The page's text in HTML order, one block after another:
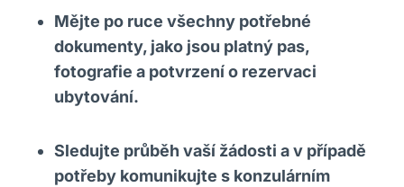
Mějte po ruce všechny potřebné
dokumenty, jako jsou platný pas,
fotografie a potvrzení o rezervaci
ubytování.
Sledujte průběh vaší žádosti a v případě
potřeby komunikujte s konzulárním